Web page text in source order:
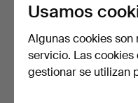
Usamos
Algunas cookies
servicio. Las
gestionar se utilizan